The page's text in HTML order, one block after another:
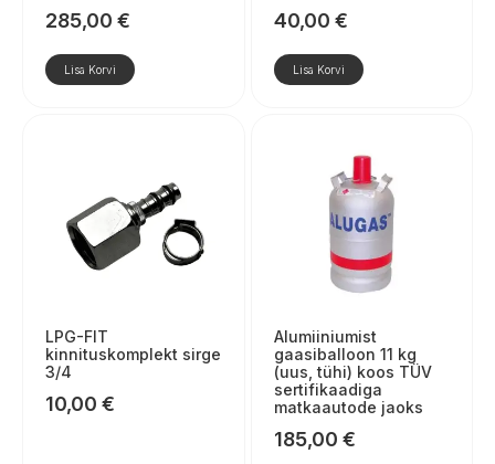
285,00 €
Lisa Korvi
40,00 €
Lisa Korvi
LPG-FIT
kinnituskomplekt sirge
3/4
10,00 €
Alumiiniumist
gaasiballoon 11 kg
(uus, tühi) koos TÜV
sertifikaadiga
matkaautode jaoks
185,00 €